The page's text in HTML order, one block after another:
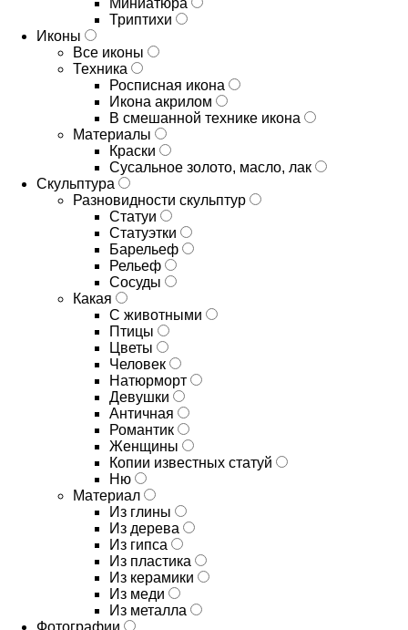
Миниатюра
Триптихи
Иконы
Все иконы
Техника
Росписная икона
Икона акрилом
В смешанной технике икона
Материалы
Краски
Сусальное золото, масло, лак
Скульптура
Разновидности скульптур
Статуи
Статуэтки
Барельеф
Рельеф
Сосуды
Какая
С животными
Птицы
Цветы
Человек
Натюрморт
Девушки
Античная
Романтик
Женщины
Копии известных статуй
Ню
Материал
Из глины
Из дерева
Из гипса
Из пластика
Из керамики
Из меди
Из металла
Фотографии